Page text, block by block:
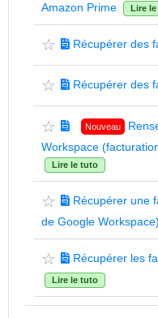
Amazon Prime
Lire
☆ Récupérer des
☆ Récupérer des
☆ Nouveau
Workspace
Lire le tuto
☆
Récupérer une
de Google Workspace)
☆ Récupérer les
Lire le tuto